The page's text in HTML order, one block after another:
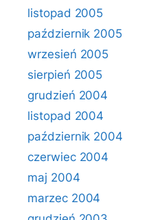
listopad 2005
październik 2005
wrzesień 2005
sierpień 2005
grudzień 2004
listopad 2004
październik 2004
czerwiec 2004
maj 2004
marzec 2004